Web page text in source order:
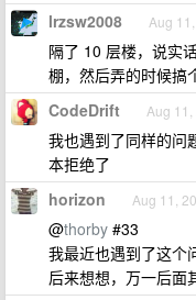
lrzsw2008 Aug
隔了 10 层楼，说实
棚，然后弄的时候搞
CodeDrift Aug
我也遇到了同样的问
本拒绝了
horizon Aug 11,
@thorby #33
我最近也遇到了这个
后来想想，万一后面